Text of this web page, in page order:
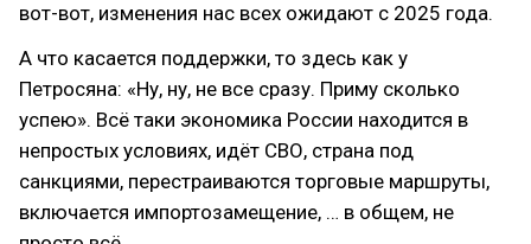
вот-вот, изменения нас всех ожидают с 2025 года.
А что касается поддержки, то здесь как у
Петросяна: «Ну, ну, не все сразу. Приму сколько
успею». Всё таки экономика России находится в
непростых условиях, идёт СВО, страна под
санкциями, перестраиваются торговые маршруты,
включается импортозамещение, … в общем, не